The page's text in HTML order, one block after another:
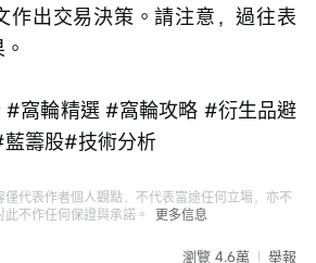
作出交易決策。請注意，過往表
窩輪精選 #窩輪攻略 #衍生品避
籌股#技術分析
代表作者個人觀點，不代表富途任何立場，亦不
不作任何保證與承諾。
更多信息
瀏覽 4.6萬 舉報